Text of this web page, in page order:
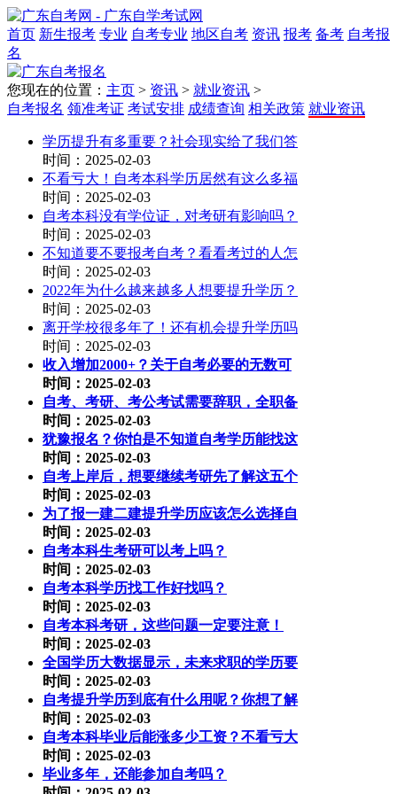
首页 新生报考 专业 自考专业 地区自考 资讯 报考 备考 自考报
名
您现在的位置： 主页 > 资讯 > 就业资讯 >
自考报名 领准考证 考试安排 成绩查询 相关政策 就业资讯
学历提升有多重要？社会现实给了我们答
时间：2025-02-03
不看亏大！自考本科学历居然有这么多福
时间：2025-02-03
自考本科没有学位证，对考研有影响吗？
时间：2025-02-03
不知道要不要报考自考？看看考过的人怎
时间：2025-02-03
2022年为什么越来越多人想要提升学历？
时间：2025-02-03
离开学校很多年了！还有机会提升学历吗
时间：2025-02-03
收入增加2000+？关于自考必要的无数可
时间：2025-02-03
自考、考研、考公考试需要辞职，全职备
时间：2025-02-03
犹豫报名？你怕是不知道自考学历能找这
时间：2025-02-03
自考上岸后，想要继续考研先了解这五个
时间：2025-02-03
为了报一建二建提升学历应该怎么选择自
时间：2025-02-03
自考本科生考研可以考上吗？
时间：2025-02-03
自考本科学历找工作好找吗？
时间：2025-02-03
自考本科考研，这些问题一定要注意！
时间：2025-02-03
全国学历大数据显示，未来求职的学历要
时间：2025-02-03
自考提升学历到底有什么用呢？你想了解
时间：2025-02-03
自考本科毕业后能涨多少工资？不看亏大
时间：2025-02-03
毕业多年，还能参加自考吗？